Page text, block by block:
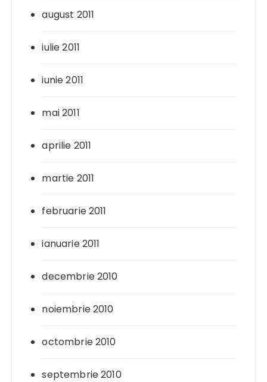
august 2011
iulie 2011
iunie 2011
mai 2011
aprilie 2011
martie 2011
februarie 2011
ianuarie 2011
decembrie 2010
noiembrie 2010
octombrie 2010
septembrie 2010